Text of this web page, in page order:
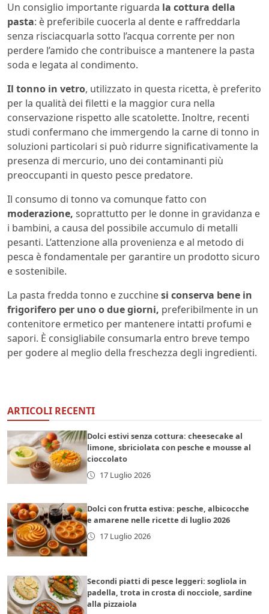
Un consiglio importante riguarda la cottura della
pasta: è preferibile cuocerla al dente e raffreddarla
senza risciacquarla sotto l’acqua corrente per non
perdere l’amido che contribuisce a mantenere la pasta
soda e legata al condimento.
Il tonno in vetro, utilizzato in questa ricetta, è preferito
per la qualità dei filetti e la maggior cura nella
conservazione rispetto alle scatolette. Inoltre, recenti
studi confermano che immergendo la carne di tonno in
soluzioni particolari si può ridurre significativamente la
presenza di mercurio, uno dei contaminanti più
preoccupanti in questo pesce predatore.
Il consumo di tonno va comunque fatto con
moderazione, soprattutto per le donne in gravidanza e
i bambini, a causa del possibile accumulo di metalli
pesanti. L’attenzione alla provenienza e al metodo di
pesca è fondamentale per garantire un prodotto sicuro
e sostenibile.
La pasta fredda tonno e zucchinesi conserva bene in
frigorifero per uno o due giorni, preferibilmente in un
contenitore ermetico per mantenere intatti profumi e
sapori. È consigliabile consumarla entro breve tempo
per godere al meglio della freschezza degli ingredienti.
ARTICOLI RECENTI
Dolci estivi senza cottura: cheesecake al
limone, sbriciolata con pesche e mousse al
cioccolato
17 Luglio 2026
Dolci con frutta estiva: pesche, albicocche
e amarene nelle ricette di luglio 2026
17 Luglio 2026
Secondi piatti di pesce leggeri: sogliola in
padella, trota in crosta di nocciole, sardine
alla pizzaiola